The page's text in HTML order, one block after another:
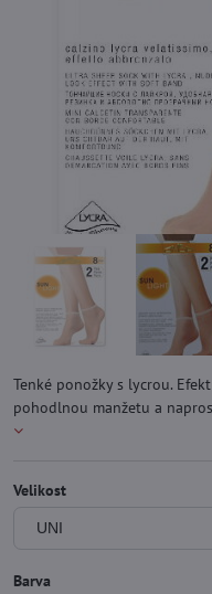
Tenké ponožky s lycrou.
pohodlnou manžetu a
Velikost
Barva